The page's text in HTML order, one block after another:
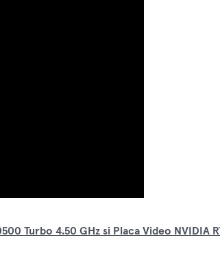
Turbo 4.50 GHz si Placa Video NVIDIA